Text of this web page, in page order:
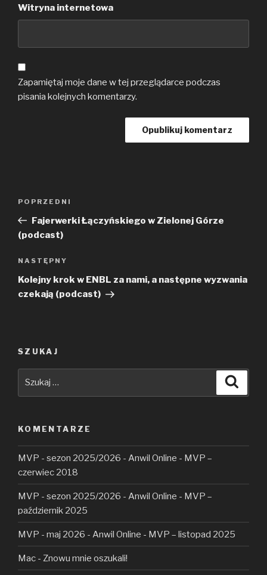
Witryna internetowa
Zapamiętaj moje dane w tej przeglądarce podczas
pisania kolejnych komentarzy.
Poprzedni
wpis
POPRZEDNI
Fajerwerki Łączyńskiego w Zielonej Górze
(podcast)
Następny
wpis
NASTĘPNY
Kolejny krok w ENBL za nami, a następne wyzwania
czekają (podcast)
SZUKAJ
KOMENTARZE
MVP - sezon 2025/2026 - Anwil Online - MVP –
czerwiec 2018
MVP - sezon 2025/2026 - Anwil Online - MVP –
październik 2025
MVP - maj 2026 - Anwil Online - MVP – listopad 2025
Mac - Znowu mnie oszukali!